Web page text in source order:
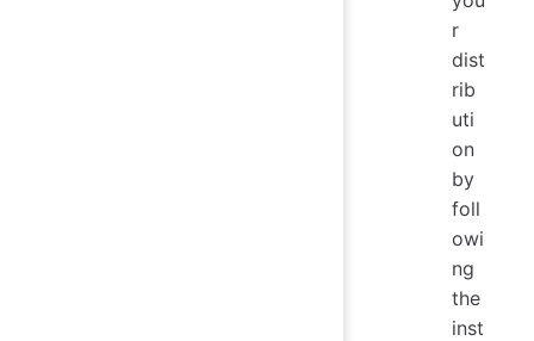
r
dist
rib
uti
on
by
foll
owi
ng
the
inst